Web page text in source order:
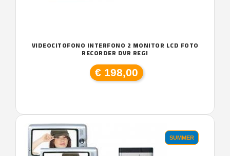
VIDEOCITOFONO INTERFONO 2 MONITOR LCD FOTO
RECORDER DVR REGI
€ 198,00
SUMMER